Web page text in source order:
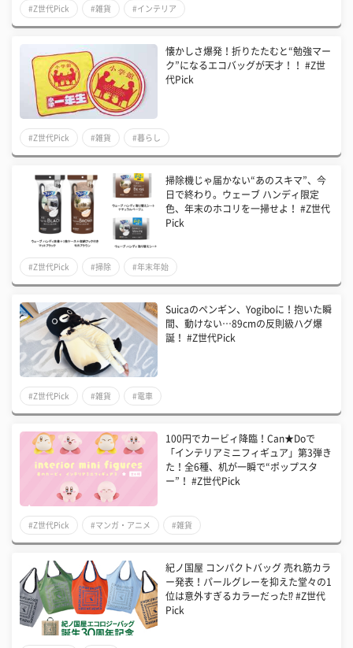
#Z世代Pick #雑貨 #インテリア
懐かしさ爆発！折りたたむと“勉強マー
ク”になるエコバッグが天才！！ #Z世
代Pick
#Z世代Pick #雑貨 #暮らし
掃除機じゃ届かない“あのスキマ”、今
日で終わり。ウェーブ ハンディ限定
色、年末のホコリを一掃せよ！ #Z世代
Pick
#Z世代Pick #掃除 #年末年始
Suicaのペンギン、Yogiboに！抱いた瞬
間、動けない…89cmの反則級ハグ爆
誕！ #Z世代Pick
#Z世代Pick #雑貨 #電車
100円でカービィ降臨！Can★Doで
「インテリアミニフィギュア」第3弾き
た！全6種、机が一瞬で“ポップスタ
ー”！ #Z世代Pick
#Z世代Pick #マンガ・アニメ #雑貨
紀ノ国屋 コンパクトバッグ 売れ筋カラ
ー発表！パールグレーを抑えた堂々の1
位は意外すぎるカラーだった⁉ #Z世代
Pick